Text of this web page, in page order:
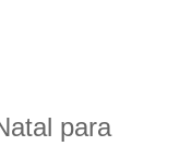
para